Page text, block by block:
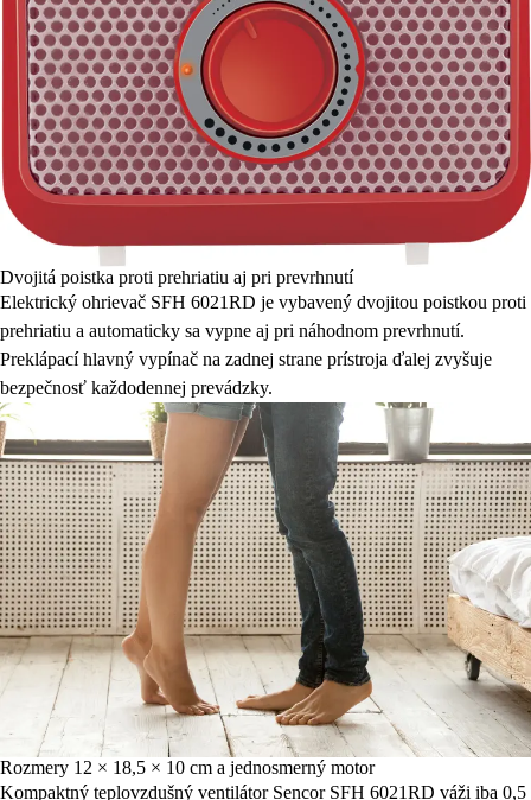
Dvojitá poistka proti prehriatiu aj pri prevrhnutí
Elektrický ohrievač SFH 6021RD je vybavený dvojitou poistkou proti
prehriatiu a automaticky sa vypne aj pri náhodnom prevrhnutí.
Preklápací hlavný vypínač na zadnej strane prístroja ďalej zvyšuje
bezpečnosť každodennej prevádzky.
Rozmery 12 × 18,5 × 10 cm a jednosmerný motor
Kompaktný teplovzdušný ventilátor Sencor SFH 6021RD váži iba 0,5